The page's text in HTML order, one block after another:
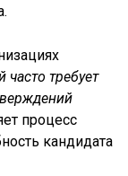
требует
процесс
кандидата